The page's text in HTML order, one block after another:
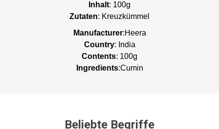
Inhalt: 100g
Zutaten: Kreuzkümmel
Manufacturer:Heera
Country: India
Contents: 100g
Ingredients:Cumin
Beliebte Begriffe